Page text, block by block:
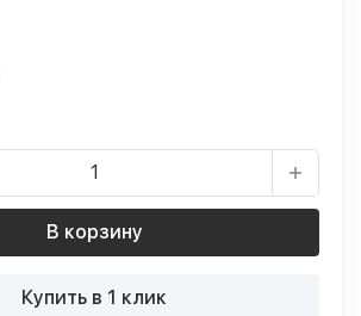
В корзину
Купить в 1 клик